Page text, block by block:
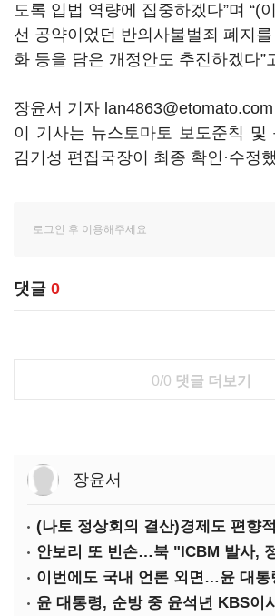
도록 입법 역량에 집중하겠다”며 “(
선 공약이었던 반의사불벌죄 폐지
화 등을 담은 개정안도 추진하겠다”
장윤서 기자 lan4863@etomato.com
이 기사는 뉴스토마토 보도준칙 및
김기성 편집국장이 최종 확인·수정
댓글 0
0/0 댓글 더보기
장윤서
안보리 또 빈손…북 "ICBM 발사,
이번에도 국내 언론 외면…윤 대통
윤 대통령, 순방 중 윤석년 KBS이